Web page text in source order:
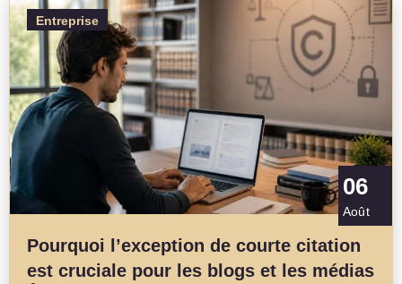
Entreprise
06
Août
Pourquoi l’exception de courte citation
est cruciale pour les blogs et les médias